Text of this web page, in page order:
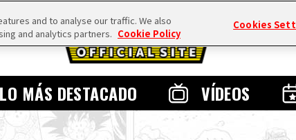
LO MÁS DESTACADO VÍDEOS
and to analyse our traffic. We also
and analytics partners. Cookie Policy
Cookies